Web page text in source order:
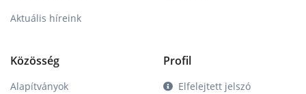
Aktuális híreink
Közösség
Alapítványok
Profil
Elfelejtett jelszó